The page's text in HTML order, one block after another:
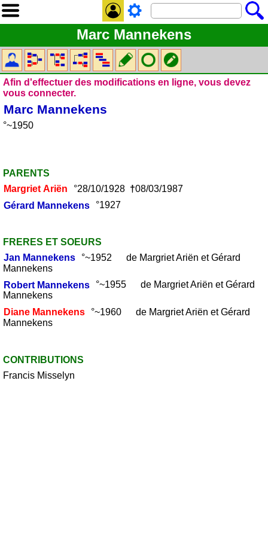
Marc Mannekens
Afin d'effectuer des modifications en ligne, vous devez
vous connecter.
Marc Mannekens
°~1950
PARENTS
Margriet Ariën °28/10/1928 †08/03/1987
Gérard Mannekens °1927
FRERES ET SOEURS
Jan Mannekens
°~1952 de Margriet Ariën et Gérard
Mannekens
Robert Mannekens
°~1955 de Margriet Ariën et Gérard
Mannekens
Diane Mannekens
°~1960 de Margriet Ariën et Gérard
Mannekens
CONTRIBUTIONS
Francis Misselyn